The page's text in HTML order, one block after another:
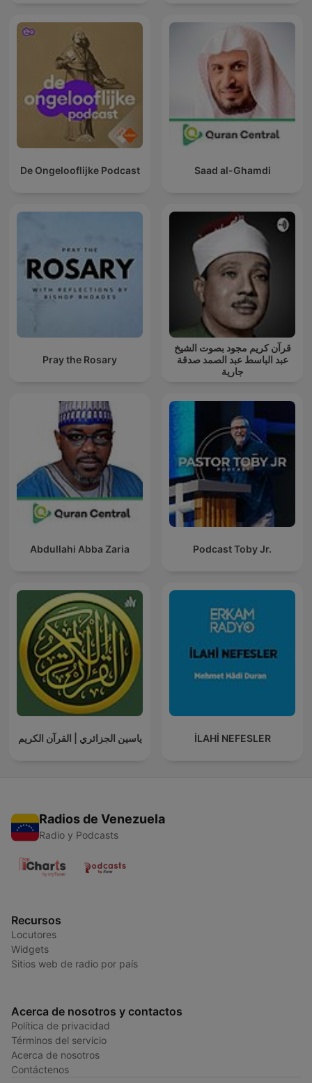
De Ongelooflijke Podcast Saad al-Ghamdi
Pray the Rosary
قرآن كريم مجود بصوت الشيخ
عبد الباسط عبد الصمد صدقة
جارية
Abdullahi Abba Zaria Podcast Toby Jr.
ياسين الجزائري | القرآن الكريم İLAHİ NEFESLER
Radios de Venezuela
Radio y Podcasts
Recursos
Locutores
Widgets
Sitios web de radio por país
Acerca de nosotros y contactos
Política de privacidad
Términos del servicio
Acerca de nosotros
Contáctenos